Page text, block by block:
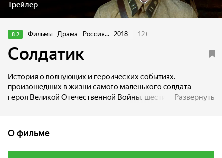
Трейлер
8.2 Фильмы Драма Россия... 2018 12+
Солдатик
История о волнующих и героических событиях,
произошедших в жизни самого маленького солдата —
героя Великой Отечественной Войны, шестилетнего
игру в солдатика, чтобы сохранить ему детство, а он,
чтобы соответствовать этому почетному для него званию,
стал настоящим защитником Родины.
Развернуть
О фильме